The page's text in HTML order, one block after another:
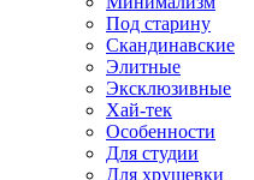
Под старину
Скандинавские
Элитные
Эксклюзивные
Хай-тек
Особенности
Для студии
Для хрущевки